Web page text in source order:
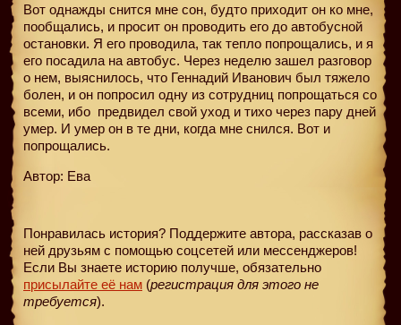
Вот однажды снится мне сон, будто приходит он ко мне,
пообщались, и просит он проводить его до автобусной
остановки. Я его проводила, так тепло попрощались, и я
его посадила на автобус. Через неделю зашел разговор
о нем, выяснилось, что Геннадий Иванович был тяжело
болен, и он попросил одну из сотрудниц попрощаться со
всеми, ибо предвидел свой уход и тихо через пару дней
умер. И умер он в те дни, когда мне снился. Вот и
попрощались.
Автор: Ева
Понравилась история? Поддержите автора, рассказав о
ней друзьям с помощью соцсетей или мессенджеров!
Если Вы знаете историю получше, обязательно
присылайте её нам (регистрация для этого не
требуется).